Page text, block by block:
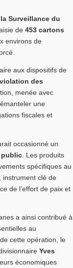
Surveillance du
de 453 cartons
environs de
aux dispositifs de
violation des
menée avec
une
fiscales et
occasionné un
public . Les produits
spécifiques au
, instrument clé de
de l’effort de paix et
a ainsi contribué à
au
cette opération, le
Yves
économiques